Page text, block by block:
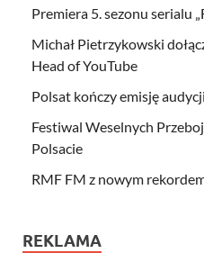
Premiera 5. sezonu serialu
Michał Pietrzykowski
Head of YouTube
Polsat kończy emisję
Festiwal Weselnych
Polsacie
RMF FM z nowym
REKLAMA